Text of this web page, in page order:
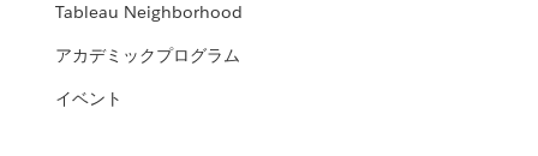
Tableau Neighborhood
アカデミックプログラム
イベント